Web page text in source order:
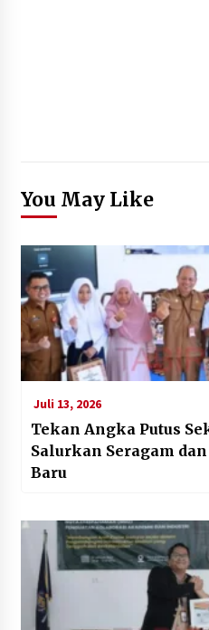
You May Like
Juli 13, 2026
Tekan Angka Putus
Salurkan Seragam
Baru